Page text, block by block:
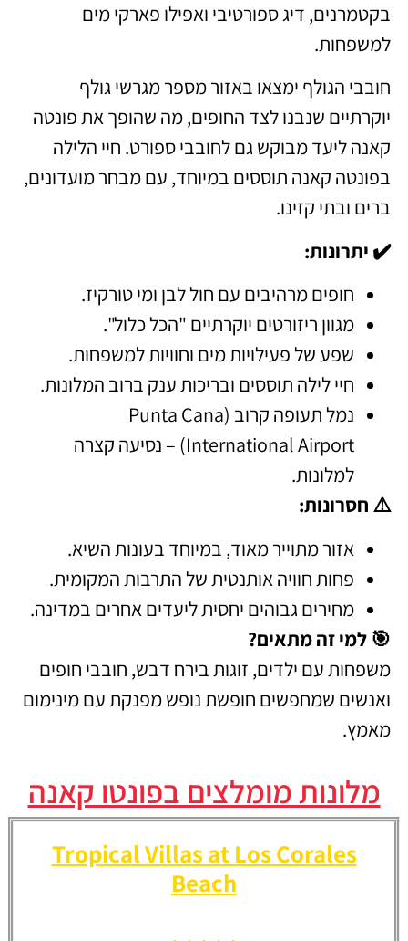
בקטמרנים, דיג ספורטיבי ואפילו פארקי מים
למשפחות.
חובבי הגולף ימצאו באזור מספר מגרשי גולף
יוקרתיים שנבנו לצד החופים, מה שהופך את פונטה
קאנה ליעד מבוקש גם לחובבי ספורט. חיי הלילה
בפונטה קאנה תוססים במיוחד, עם מבחר מועדונים,
ברים ובתי קזינו.
✔️ יתרונות:
חופים מרהיבים עם חול לבן ומי טורקיז.
מגוון ריזורטים יוקרתיים "הכל כלול".
שפע של פעילויות מים וחוויות למשפחות.
חיי לילה תוססים ובריכות ענק ברוב המלונות.
נמל תעופה קרוב (Punta Cana
International Airport) – נסיעה קצרה
למלונות.
⚠️ חסרונות:
אזור מתוייר מאוד, במיוחד בעונות השיא.
פחות חוויה אותנטית של התרבות המקומית.
מחירים גבוהים יחסית ליעדים אחרים במדינה.
🎯 למי זה מתאים?
משפחות עם ילדים, זוגות בירח דבש, חובבי חופים
ואנשים שמחפשים חופשת נופש מפנקת עם מינימום
מאמץ.
מלונות מומלצים בפונטו קאנה
Tropical Villas at Los Corales
Beach